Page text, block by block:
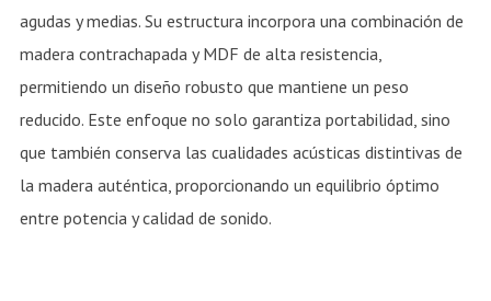
agudas y medias. Su estructura incorpora una combinación de
madera contrachapada y MDF de alta resistencia,
permitiendo un diseño robusto que mantiene un peso
reducido. Este enfoque no solo garantiza portabilidad, sino
que también conserva las cualidades acústicas distintivas de
la madera auténtica, proporcionando un equilibrio óptimo
entre potencia y calidad de sonido.